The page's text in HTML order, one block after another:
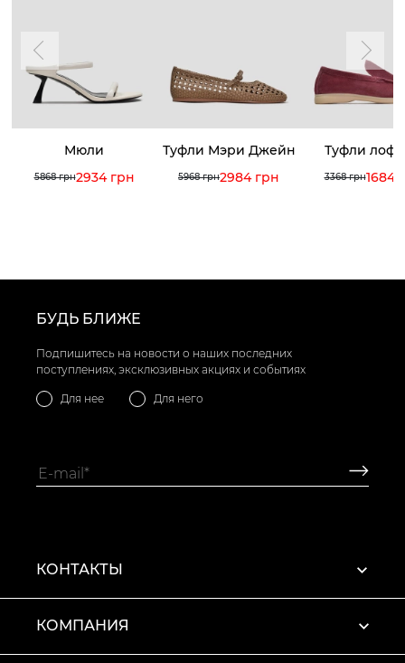
Мюли
5868 грн2934 грн
Туфли Мэри Джейн
5968 грн2984 грн
Туфли
3368 грн1684
БУДЬ БЛИЖЕ
Подпишитесь на новости о наших последних
поступлениях, эксклюзивных акциях и событиях
Для нее Для него
КОНТАКТЫ
КОМПАНИЯ